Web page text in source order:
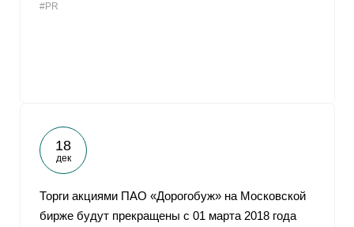
#PR
18
дек
Торги акциями ПАО «Дорогобуж» на Московской
бирже будут прекращены с 01 марта 2018 года